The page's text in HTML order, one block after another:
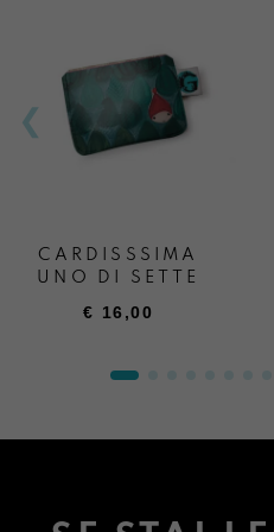
CARDISSSIMA
UNO DI SETTE
€ 16,00